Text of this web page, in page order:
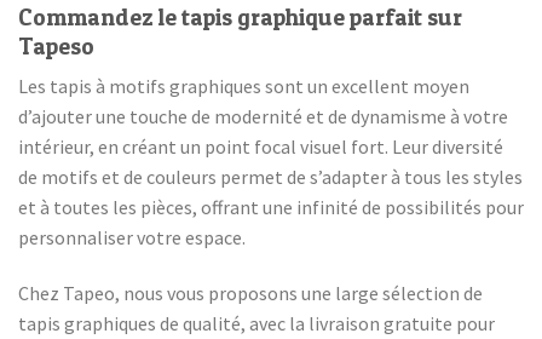
Commandez le tapis graphique parfait sur
Tapeso
Les tapis à motifs graphiques sont un excellent moyen
d’ajouter une touche de modernité et de dynamisme à votre
intérieur, en créant un point focal visuel fort. Leur diversité
de motifs et de couleurs permet de s’adapter à tous les styles
et à toutes les pièces, offrant une infinité de possibilités pour
personnaliser votre espace.
Chez Tapeo, nous vous proposons une large sélection de
tapis graphiques de qualité, avec la livraison gratuite pour